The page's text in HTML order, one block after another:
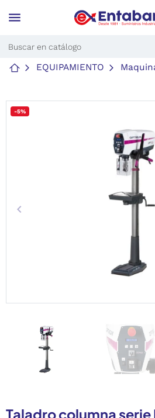
menu
EQUIPAMIENTO
-5%
Anterior
keyboard_arrow_left
Taladro columna serie